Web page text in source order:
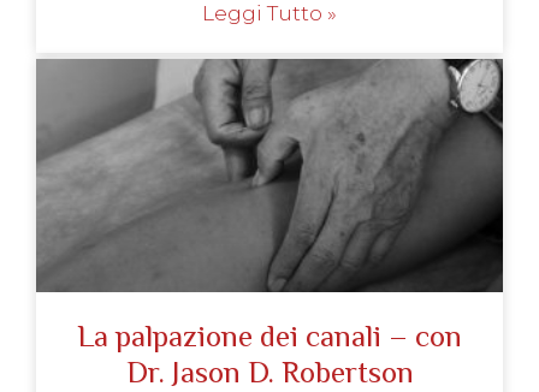
Leggi Tutto »
La palpazione dei canali – con
Dr. Jason D. Robertson